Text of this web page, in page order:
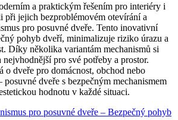
a praktickým řešením pro interiéry i
jejich bezproblémovém otevírání a
pro posuvné dveře. Tento inovativní
pohyb dveří, minimalizuje riziko úrazu a
Díky několika variantám mechanismů si
pro své potřeby a prostor.
o dveře pro domácnost, obchod nebo
dveře s bezpečným mechanismem
hodnotu v každé situaci.
pro posuvné dveře – Bezpečný pohyb